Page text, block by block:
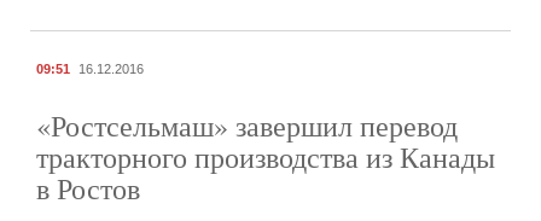
09:51 16.12.2016
«Ростсельмаш» завершил перевод
тракторного производства из Канады
в Ростов